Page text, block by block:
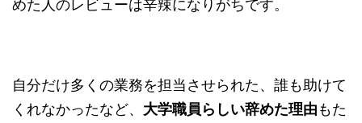
めた人のレビューは辛辣になりがちです。
自分だけ多くの業務を担当させられた、誰も助けて
くれなかったなど、 大学職員らしい辞めた理由もた